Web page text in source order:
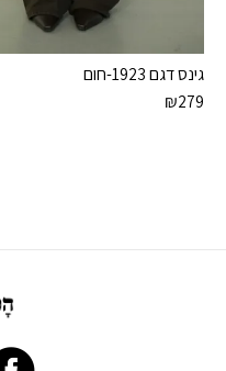
גינס דגם 1923-חום
₪279